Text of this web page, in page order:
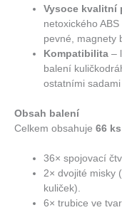
Vysoce kvalitní
netoxického
pevné, magnety
Kompatibilita –
balení
ostatními sadami
Obsah balení
Celkem obsahuje 66
36× spojovací
2× dvojité misky
kuliček).
6× trubice ve